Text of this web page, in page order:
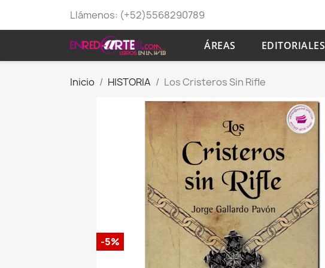
Llámenos: (+52)5568290789
ÁREAS EDITORIALES
Inicio HISTORIA Los Cristeros Sin Rifle
-5%